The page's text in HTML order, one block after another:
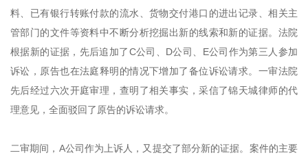
料、已有银行转账付款的流水、货物交付港口的进出记录、相关主
管部门的文件等资料中不断分析挖掘出新的线索和新的证据。法院
根据新的证据，先后追加了C公司、D公司、E公司作为第三人参加
诉讼，原告也在法庭释明的情况下增加了备位诉讼请求。一审法院
先后经过六次开庭审理，查明了相关事实，采信了锦天城律师的代
理意见，全面驳回了原告的诉讼请求。
二审期间，A公司作为上诉人，又提交了部分新的证据。案件的主要